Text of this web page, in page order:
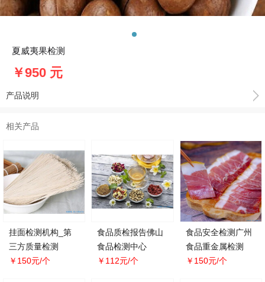
夏威夷果检测
￥950 元
产品说明
相关产品
挂面检测机构_第
三方质量检测
￥150元/个
食品质检报告佛山
食品检测中心
￥112元/个
食品安全检测广州
食品重金属检测
￥150元/个